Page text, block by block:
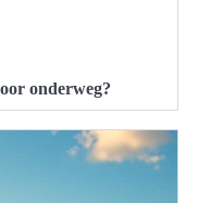
onderweg?